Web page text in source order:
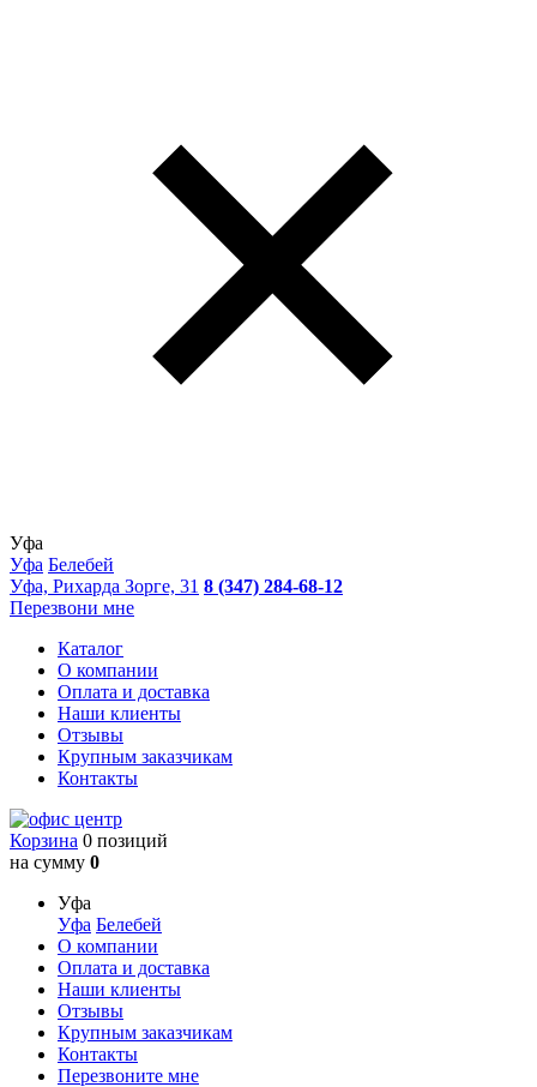
Уфа
Уфа Белебей
Уфа, Рихарда Зорге, 31 8 (347) 284-68-12
Перезвони мне
Каталог
О компании
Оплата и доставка
Наши клиенты
Отзывы
Крупным заказчикам
Контакты
Корзина 0 позиций
на сумму 0
Уфа
Уфа Белебей
О компании
Оплата и доставка
Наши клиенты
Отзывы
Крупным заказчикам
Контакты
Перезвоните мне